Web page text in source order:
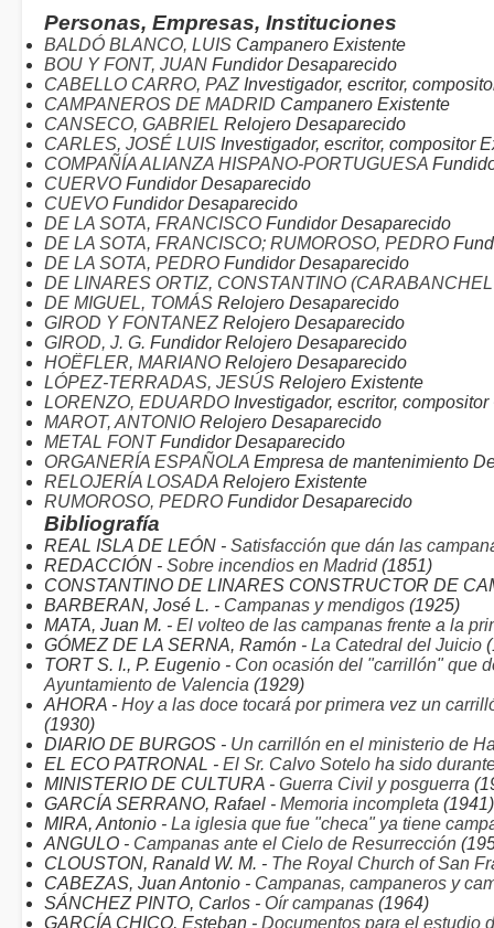
Personas, Empresas, Instituciones
BALDÓ BLANCO, LUIS Campanero Existente
BOU Y FONT, JUAN Fundidor Desaparecido
CABELLO CARRO, PAZ Investigador, escritor,
CAMPANEROS DE MADRID Campanero Existente
CANSECO, GABRIEL Relojero Desaparecido
CARLES, JOSÉ LUIS Investigador, escritor, compositor
COMPAÑÍA ALIANZA HISPANO-PORTUGUESA
CUERVO Fundidor Desaparecido
CUEVO Fundidor Desaparecido
DE LA SOTA, FRANCISCO Fundidor Desaparecido
DE LA SOTA, FRANCISCO; RUMOROSO, PEDRO
DE LA SOTA, PEDRO Fundidor Desaparecido
DE LINARES ORTIZ, CONSTANTINO
DE MIGUEL, TOMÁS Relojero Desaparecido
GIROD Y FONTANEZ Relojero Desaparecido
GIROD, J. G. Fundidor Relojero Desaparecido
HOËFLER, MARIANO Relojero Desaparecido
LÓPEZ-TERRADAS, JESÚS Relojero Existente
LORENZO, EDUARDO Investigador, escritor,
MAROT, ANTONIO Relojero Desaparecido
METAL FONTFundidor Desaparecido
ORGANERÍA ESPAÑOLA Empresa de mantenimiento
RELOJERÍA LOSADA Relojero Existente
RUMOROSO, PEDRO Fundidor Desaparecido
Bibliografía
REAL ISLA DE LEÓN - Satisfacción que dán las
REDACCIÓN - Sobre incendios en Madrid(1851)
CONSTANTINO DE LINARES CONSTRUCTOR DE
BARBERAN, José L. - Campanas y mendigos (1925)
MATA, Juan M. - El volteo de las campanas frente a la
GÓMEZ DE LA SERNA, Ramón - La Catedral del Juicio
TORT S. I., P. Eugenio - Con ocasión del "carrillón" que
Ayuntamiento de Valencia (1929)
AHORA - Hoy a las doce tocará por primera vez un
(1930)
DIARIO DE BURGOS - Un carrillón en el ministerio de
EL ECO PATRONAL - El Sr. Calvo Sotelo ha sido
MINISTERIO DE CULTURA - Guerra Civil y posguerra
GARCÍA SERRANO, Rafael - Memoria incompleta (1941)
MIRA, Antonio - La iglesia que fue "checa" ya tiene
ANGULO - Campanas ante el Cielo de Resurrección
CLOUSTON, Ranald W. M. - The Royal Church of San
CABEZAS, Juan Antonio - Campanas, campaneros y
SÁNCHEZ PINTO, Carlos - Oír campanas (1964)
GARCÍA CHICO, Esteban - Documentos para el estudio